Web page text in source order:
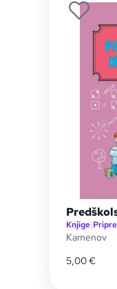
Knjige|
Kamenov
5,00€